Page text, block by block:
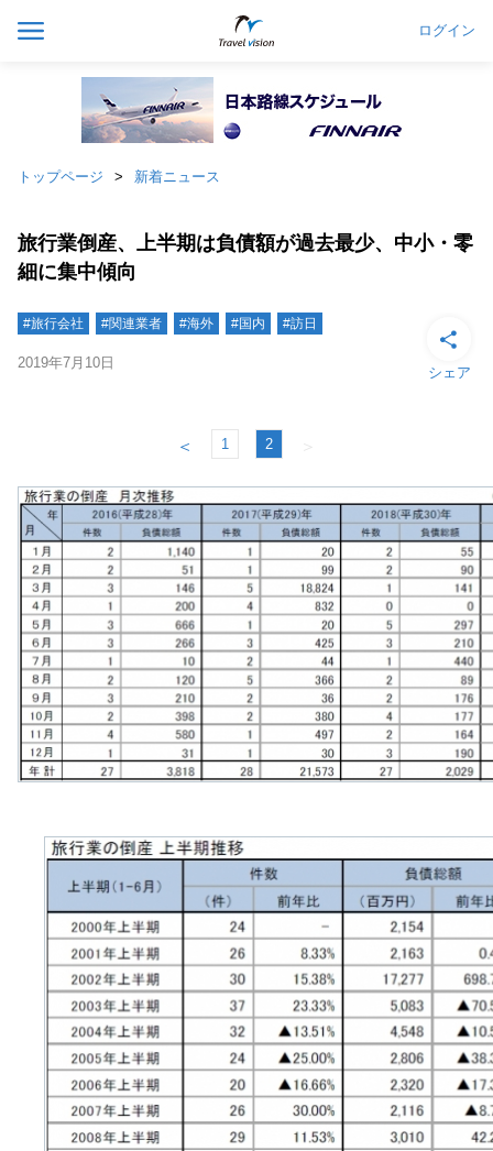
ログイン
トップページ 新着ニュース
旅行業倒産、上半期は負債額が過去最少、中小・零
細に集中傾向
#旅行会社 #関連業者 #海外 #国内 #訪日
2019年7月10日
シェア
＜ 1 2 ＞